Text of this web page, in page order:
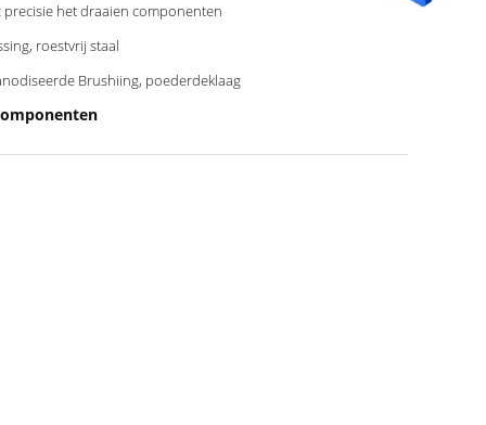
precisie het draaien componenten
roestvrij staal
Brushiing, poederdeklaag